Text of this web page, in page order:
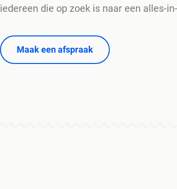
iedereen die op zoek is naar een alles-
Maak een afspraak